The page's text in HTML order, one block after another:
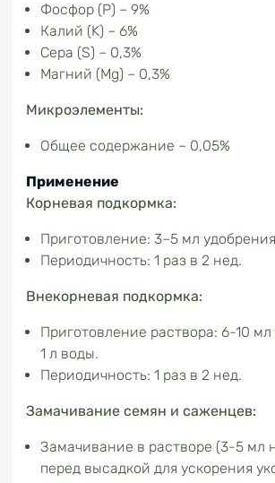
Фосфор (P) – 9%
Калий (K) – 6%
Сера (S) – 0,3%
Магний (Mg) – 0,3%
Микроэлементы:
Общее содержание – 0,05%
Применение
Корневая подкормка:
Приготовление: 3–5 мл
Периодичность: 1 раз в 2 нед.
Внекорневая подкормка:
Приготовление раствора: 6-10
1 л воды.
Периодичность: 1 раз в 2 нед.
Замачивание семян и саженцев:
Замачивание в растворе (3-5 мл
перед высадкой для ускорения